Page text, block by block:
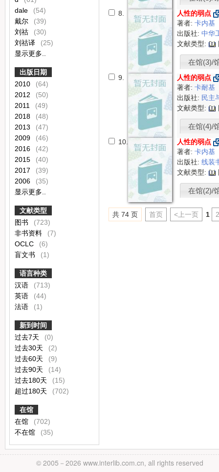
dale
(54)
戴尔
(39)
刘祜
(30)
刘祜译
(25)
显示更多..
出版日期
2010
(64)
2012
(50)
2011
(49)
2018
(48)
2013
(47)
2009
(46)
2016
(42)
2015
(40)
2017
(39)
2006
(35)
显示更多..
文献类型
图书
(723)
非书资料
(7)
OCLC
(6)
盲文书
(1)
语言种类
汉语
(713)
英语
(44)
法语
(1)
新到时间
过去7天
(0)
过去30天
(2)
过去60天
(9)
过去90天
(14)
过去180天
(15)
超过180天
(702)
在馆
在馆
(702)
不在馆
(35)
8.
人性的弱点
著者:卡内基
出版社:中华
文献类型:
在馆(3)/
9.
人性的弱点
著者:卡耐基
出版社: 民主
文献类型:
在馆(4)/
10.
人性的弱点
著者:卡内基
出版社:线装
文献类型:
在馆(2)/
共 74 页 首页 <上一页 1
© 2005－ 2026 www.interlib.com.cn, all rights reserved